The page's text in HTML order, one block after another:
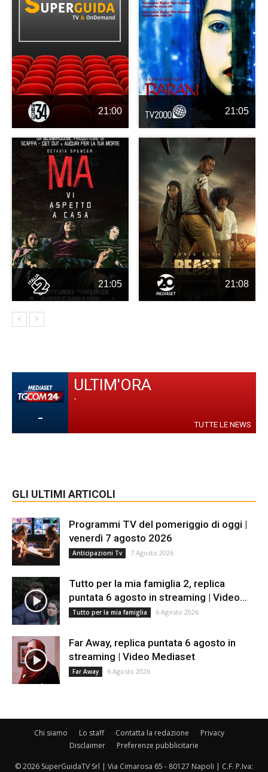
21:00 21:05
21:05 21:08
-
ULTIM'ORA
-
TUTTE LE NEWS
GLI ULTIMI ARTICOLI
Programmi TV del pomeriggio di oggi |
venerdì 7 agosto 2026
Anticipazioni Tv 7 Agosto 2026
Tutto per la mia famiglia 2, replica
puntata 6 agosto in streaming | Video...
Tutto per la mia famiglia 6 Agosto 2026
Far Away, replica puntata 6 agosto in
streaming | Video Mediaset
Far Away 6 Agosto 2026
Chi siamo Lo staff Contatta la redazione
Privacy
Disclaimer
Preferenze pubblicitarie
© 2026 SuperGuidaTV Srl | Via Cimarosa 65 - 80127 Napoli | C.F. P.Iva: